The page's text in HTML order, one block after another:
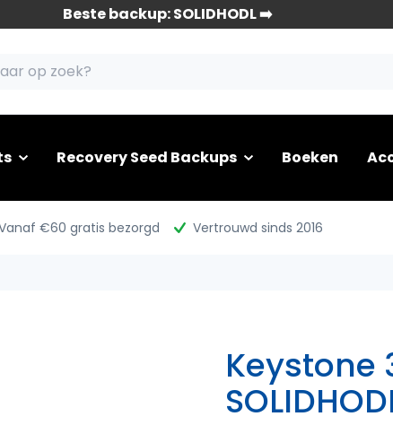
Beste backup: SOLIDHODL ➡️
Recovery Seed Backups Boeken
€60 gratis bezorgd Vertrouwd sinds 2016
Keystone